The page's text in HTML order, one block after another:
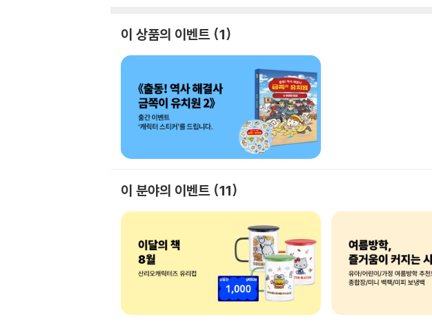
이 상품의 이벤트 1
이 분야의 이벤트 11